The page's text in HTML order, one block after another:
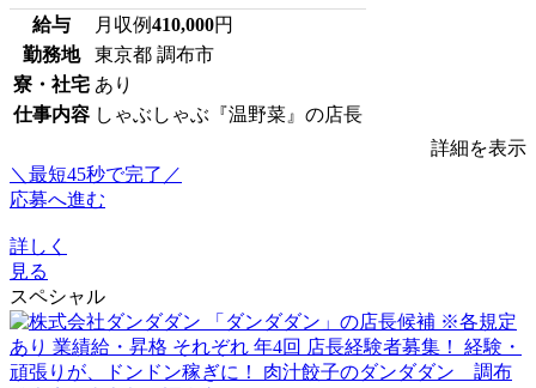
給与 月収例410,000円
勤務地
東京都 調布市
寮・社宅 あり
仕事内容 しゃぶしゃぶ『温野菜』の店長
詳細を表示
＼最短45秒で完了／
応募へ進む
詳しく
見る
スペシャル